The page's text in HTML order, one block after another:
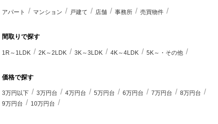
アパート マンション 戸建て 店舗 事務所 売買物件
間取りで探す
1R～1LDK 2K～2LDK 3K～3LDK 4K～4LDK 5K～・その他
価格で探す
3万円以下 3万円台 4万円台 5万円台 6万円台 7万円台
8万円台
9万円台
10万円台